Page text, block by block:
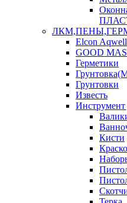
Elcon Aqwell
GOOD
Герметики
Грунтовки
Известь
Инструмент
Кисти